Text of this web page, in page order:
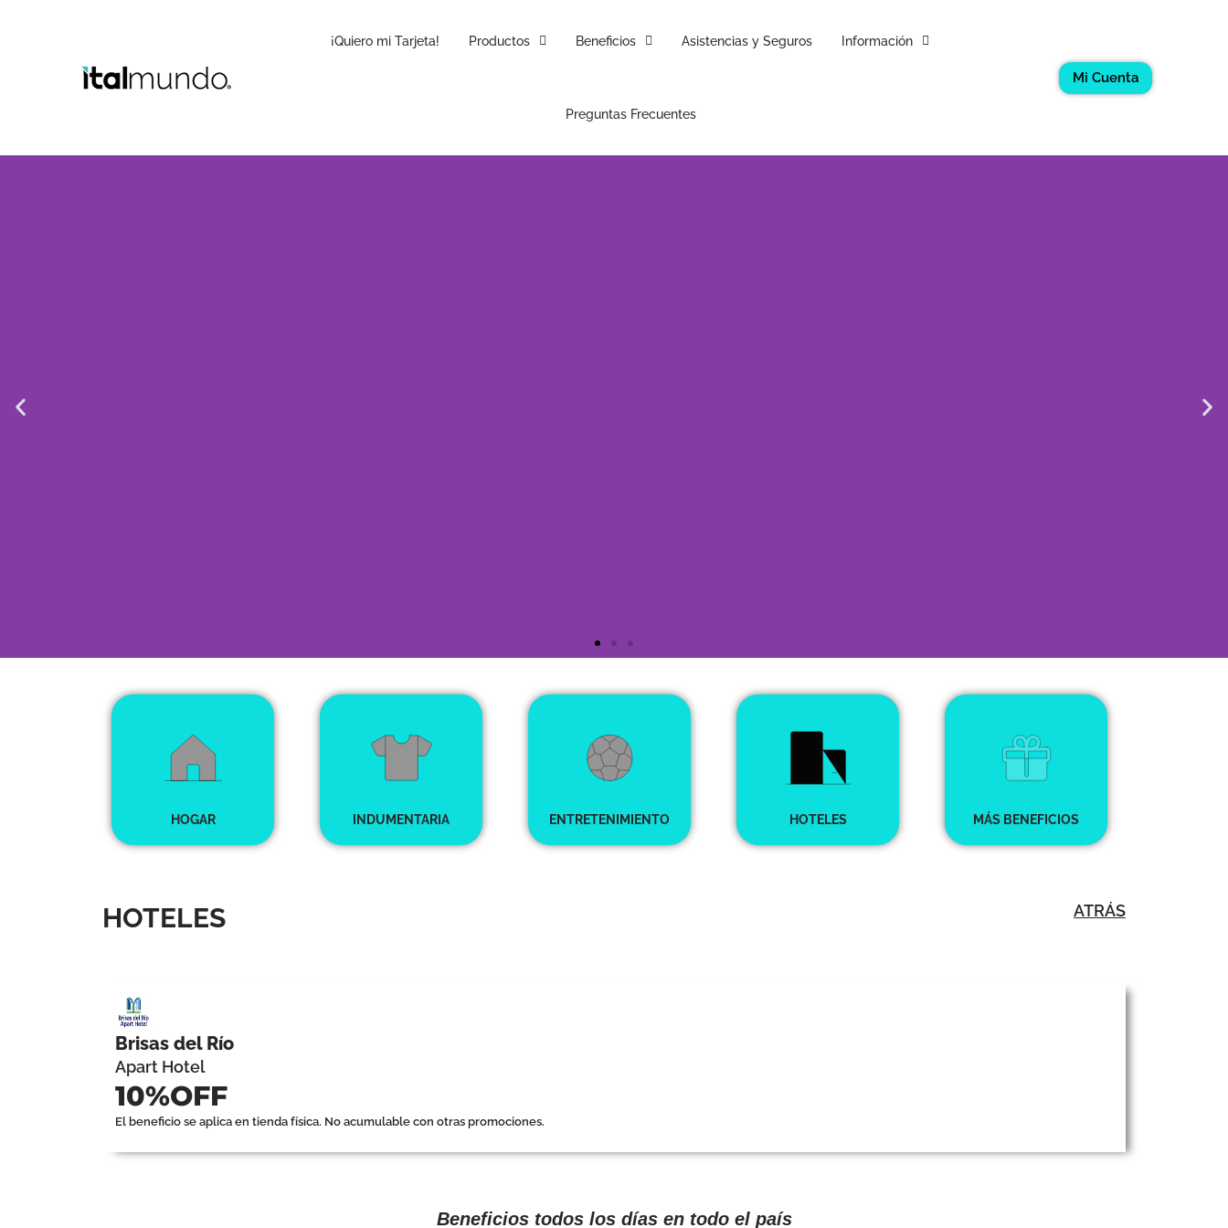
¡Quiero mi Tarjeta! Productos Beneficios Asistencias y Seguros Información
Preguntas Frecuentes
Mi Cuenta
%O
PLATI
HOGAR INDUMENTARIA ENTRETENIMIENTO HOTELES MÁS BENEFICIOS
HOTELES ATRÁS
Brisas del Río
Apart Hotel
10%OFF
El beneficio se aplica en tienda física. No acumulable con otras promociones.
Beneficios todos los días en todo el país